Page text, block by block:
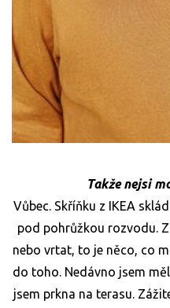
Takže nejsi
Vůbec. Skříňku z IKEA
pod pohrůžkou rozvodu.
nebo vrtat, to je něco, co
do toho. Nedávno jsem
jsem prkna na terasu.